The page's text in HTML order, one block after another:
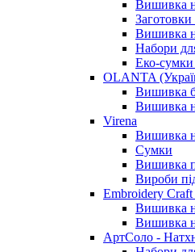
Вишивка
Вишивка
Набори
Еко-сумки
OLANTA
Вишивка
Вишивка
Virena
Вишивка
Сумки
Вишивка
Вироби
Embroidery
Вишивка
Вишивка
АртСоло -